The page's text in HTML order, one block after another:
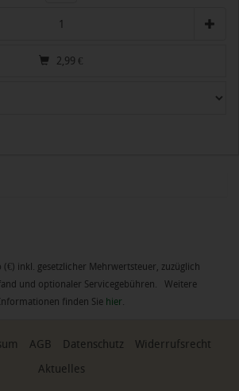
2,99 €
(€) inkl. gesetzlicher Mehrwertsteuer, zuzüglich
und optionaler Servicegebühren. Weitere
Informationen finden Sie hier.
AGB Datenschutz
Widerrufsrecht
Aktuelles